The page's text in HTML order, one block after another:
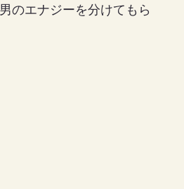
のエナジーを分けてもら